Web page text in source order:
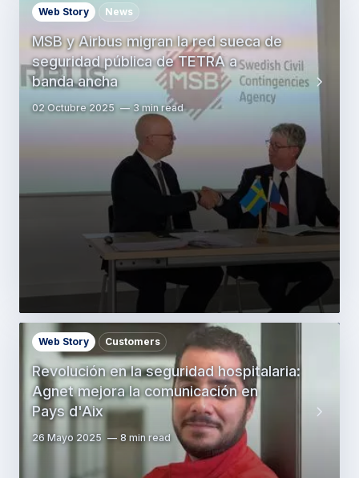
MSB y Airbus migran la red sueca de
seguridad pública de TETRA a
banda ancha
Web Story News
02 Octubre 2025 3 min read
Revolución en la seguridad hospitalaria:
Agnet mejora la comunicación en
Pays d'Aix
Web Story Customers
26 Mayo 2025 8 min read